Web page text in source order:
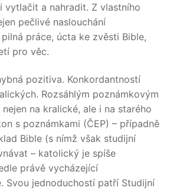
vytlačit a nahradit. Z vlastního
pečlivé naslouchání
práce, úcta ke zvěsti Bible,
pro věc.
pozitiva. Konkordantností
Rozsáhlým poznámkovým
na kralické, ale i na starého
s poznámkami (ČEP) – případně
Bible (s nímž však studijní
– katolický je spíše
právě vycházející
Svou jednoduchostí patří Studijní